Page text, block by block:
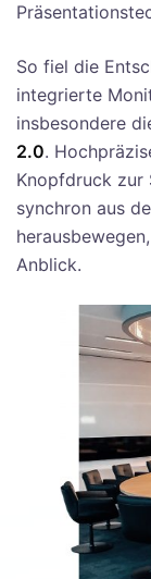
So fiel die
integrierte
insbesondere
2.0.
Knopfdruck zur
synchron aus
Anblick.